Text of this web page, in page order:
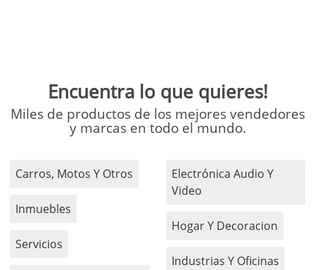
Encuentra lo que quieres!
Miles de productos de los mejores vendedores
y marcas en todo el mundo.
Carros, Motos Y Otros
Inmuebles
Servicios
Electrónica Audio Y
Video
Hogar Y Decoracion
Industrias Y Oficinas